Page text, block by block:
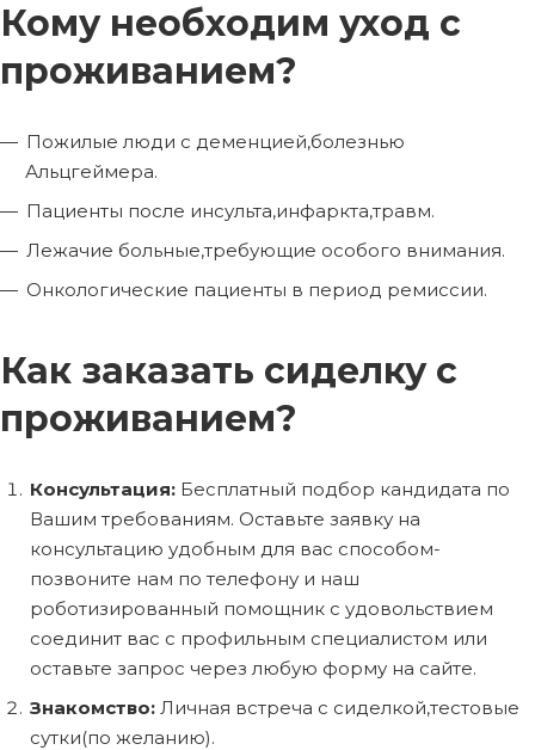
Кому необходим уход с
проживанием?
Пожилые люди с деменцией,болезнью
Альцгеймера.
Пациенты после инсульта,инфаркта,травм.
Лежачие больные,требующие особого внимания.
Онкологические пациенты в период ремиссии.
Как заказать сиделку с
проживанием?
Консультация: Бесплатный подбор кандидата по
Вашим требованиям. Оставьте заявку на
консультацию удобным для вас способом-
позвоните нам по телефону и наш
роботизированный помощник с удовольствием
соединит вас с профильным специалистом или
оставьте запрос через любую форму на сайте.
Знакомство: Личная встреча с сиделкой,тестовые
сутки(по желанию).